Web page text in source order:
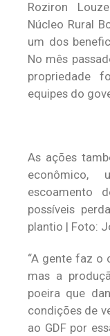
Roziron
Núcleo Rural
um dos
No mês
propriedade
equipes do
As ações
escoamento
possíveis
plantio | Foto:
“A gente faz o
mas a
poeira que
condições de
ao GDF por